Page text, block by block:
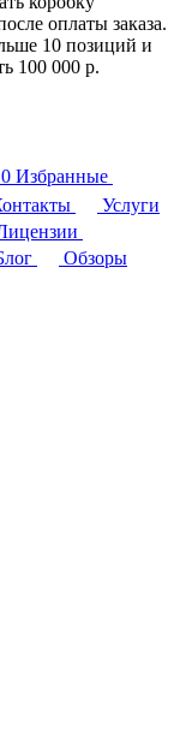
оплаты заказа.
10 позиций и
100 000 р.
0 Избранные
Услуги
Обзоры